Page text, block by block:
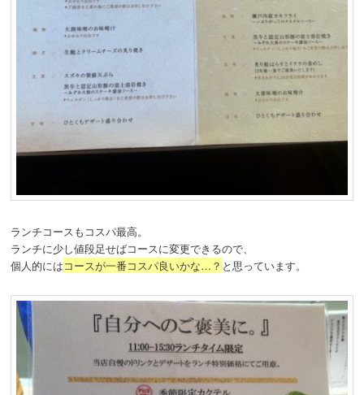
ランチコースもコスパ最高。
ランチに少し値段足せばコースに変更できるので、
個人的にはコースが一番コスパ良いかな…？ と思っています。